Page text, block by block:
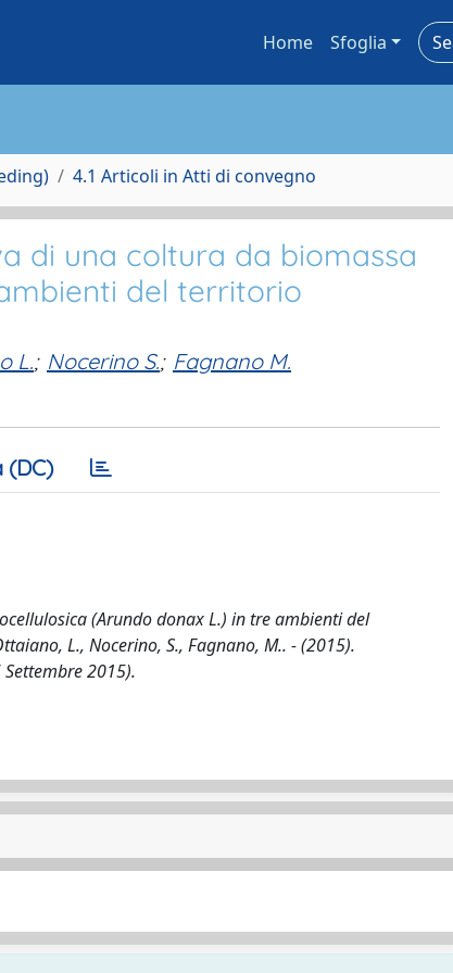
Home Sfoglia
4.1 Articoli in Atti di convegno
di una coltura da biomassa
del territorio
L.; Nocerino S.; Fagnano M.
(DC)
(Arundo donax L.) in tre ambienti del
L., Nocerino, S., Fagnano, M.. - (2015).
2015).